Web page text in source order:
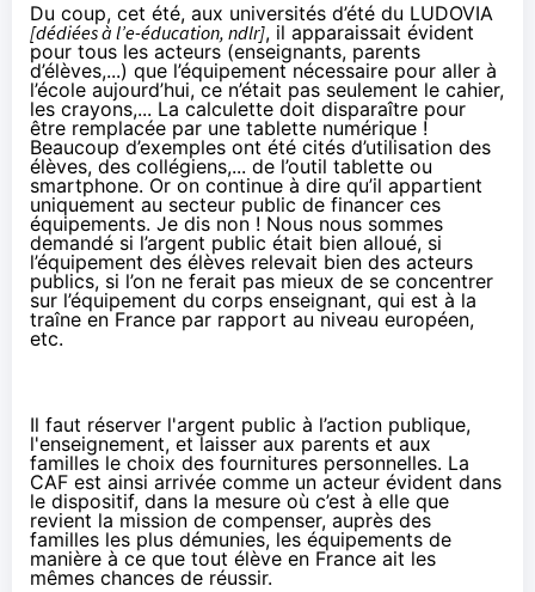
Du coup, cet été, aux universités d’été du LUDOVIA
[dédiées à l’e-éducation, ndlr], il apparaissait évident
pour tous les acteurs (enseignants, parents
d’élèves,...) que l’équipement nécessaire pour aller à
l’école aujourd’hui, ce n’était pas seulement le cahier,
les crayons,... La calculette doit disparaître pour
être remplacée par une tablette numérique !
Beaucoup d’exemples ont été cités d’utilisation des
élèves, des collégiens,... de l’outil tablette ou
smartphone. Or on continue à dire qu’il appartient
uniquement au secteur public de financer ces
équipements. Je dis non ! Nous nous sommes
demandé si l’argent public était bien alloué, si
l’équipement des élèves relevait bien des acteurs
publics, si l’on ne ferait pas mieux de se concentrer
sur l’équipement du corps enseignant, qui est à la
traîne en France par rapport au niveau européen,
etc.
Il faut réserver l'argent public à l’action publique,
l'enseignement, et laisser aux parents et aux
familles le choix des fournitures personnelles. La
CAF est ainsi arrivée comme un acteur évident dans
le dispositif, dans la mesure où c’est à elle que
revient la mission de compenser, auprès des
familles les plus démunies, les équipements de
manière à ce que tout élève en France ait les
mêmes chances de réussir.